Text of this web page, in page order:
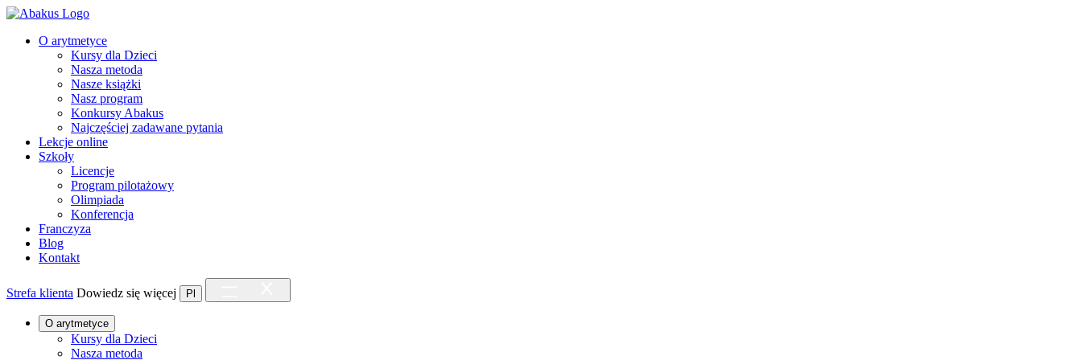
O arytmetyce
Kursy dla Dzieci
Nasza metoda
Nasze książki
Nasz program
Konkursy Abakus
Najczęściej zadawane pytania
Lekcje online
Szkoły
Licencje
Program pilotażowy
Olimpiada
Konferencja
Franczyza
Blog
Kontakt
Strefa klienta Dowiedz się więcej Pl
O arytmetyce
Kursy dla Dzieci
Nasza metoda